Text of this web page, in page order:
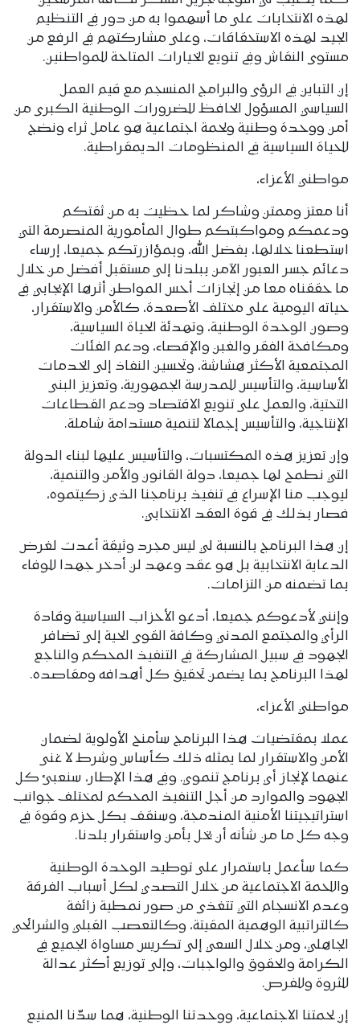
لهذه الانتخابات على ما أسهموا به من دور في التنظيم
الجيد لهذه الاستحقاقات، وعلى مشاركتهم في الرفع من
مستوى النقاش وفي تنويع الخيارات المتاحة للمواطنين.
إن التباين في الرؤى والبرامج المنسجم مع قيم العمل
السياسي المسؤول الحافظ للضرورات الوطنية الكبرى من
أمن ووحدة وطنية ولحمة اجتماعية هو عامل ثراء ونضج
للحياة السياسية في المنظومات الديمقراطية.
مواطني الأعزاء،
أنا معتز وممتن وشاكر لما حظيت به من ثقتكم
ودعمكم ومواكبتكم طوال المأمورية المنصرمة التي
استطعنا خلالها، بفضل الله، وبمؤازرتكم جميعا، إرساء
دعائم جسر العبور الآمن ببلدنا إلى مستقبل أفضل من خلال
ما حققناه معا من إنجازات أحس المواطن أثرها الإيجابي في
حياته اليومية على مختلف الأصعدة، كالأمن والاستقرار،
وصون الوحدة الوطنية، وتهدئة الحياة السياسية،
ومكافحة الفقر والغبن والإقصاء، ودعم الفئات
المجتمعية الأكثر هشاشة، وتحسين النفاذ إلى الخدمات
الأساسية، والتأسيس للمدرسة الجمهورية، وتعزيز البنى
التحتية، والعمل على تنويع الاقتصاد ودعم القطاعات
الإنتاجية، والتأسيس إجمالا لتنمية مستدامة شاملة.
وإن تعزيز هذه المكتسبات، والتأسيس عليها لبناء الدولة
التي نطمح لها جميعا، دولة القانون والأمن والتنمية،
ليوجب منا الإسراع في تنفيذ برنامجنا الذي زكيتموه،
فصار بذلك في قوة العقد الانتخابي.
إن هذا البرنامج بالنسبة لي ليس مجرد وثيقة أعدت لغرض
الدعاية الانتخابية بل هو عقد وعهد لن أدخر جهدا للوفاء
بما تضمنه من التزامات.
وإنني لأدعوكم جميعا، أدعو الأحزاب السياسية وقادة
الرأي والمجتمع المدني وكافة القوى الحية إلى تضافر
الجهود في سبيل المشاركة في التنفيذ المحكم والناجع
لهذا البرنامج بما يضمن تحقيق كل أهدافه ومقاصده.
مواطني الأعزاء،
عملا بمقتضيات هذا البرنامج سأمنح الأولوية لضمان
الأمن والاستقرار لما يمثله ذلك كأساس وشرط لا غنى
عنهما لإنجاز أي برنامج تنموي. وفي هذا الإطار، سنعبئ كل
الجهود والموارد من أجل التنفيذ المحكم لمختلف جوانب
استراتيجيتنا الأمنية المندمجة، وسنقف بكل حزم وقوة في
وجه كل ما من شأنه أن يخل بأمن واستقرار بلدنا.
كما سأعمل باستمرار على توطيد الوحدة الوطنية
واللحمة الاجتماعية من خلال التصدي لكل أسباب الفرقة
وعدم الانسجام التي تتغذى من صور نمطية زائفة
كالتراتبية الوهمية المقيتة، وكالتعصب القبلي والشرائحي
الجاهلي، ومن خلال السعي إلى تكريس مساواة الجميع في
الكرامة والحقوق والواجبات، وإلى توزيع أكثر عدالة
للثروة وللفرص.
إن لحمتنا الاجتماعية، ووحدتنا الوطنية، هما سدّنا المنيع